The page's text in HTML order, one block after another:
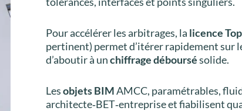
Pour accélérer les arbitrages, la licence
pertinent) permet d’itérer rapidement sur
d’aboutir à unchiffrage déboursésolide.
Lesobjets BIMAMCC, paramétrables,
architecte‑BET‑entreprise et fiabilisent